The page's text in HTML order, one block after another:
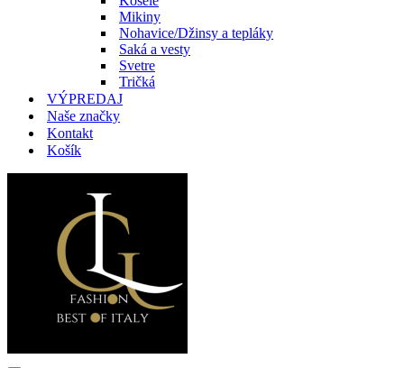
Mikiny
Nohavice/Džinsy a tepláky
Saká a vesty
Svetre
Tričká
VÝPREDAJ
Naše značky
Kontakt
Košík